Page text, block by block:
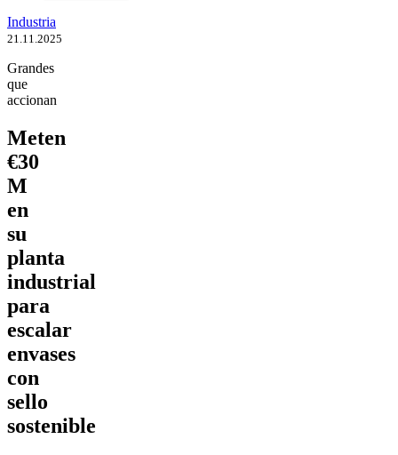
Industria
21.11.2025
Grandes
que
accionan
Meten
€30
M
en
su
planta
industrial
para
escalar
envases
con
sello
sostenible